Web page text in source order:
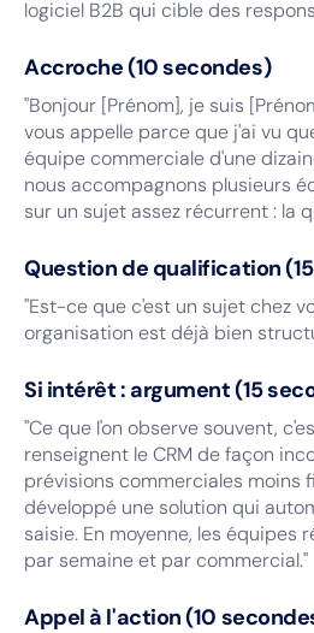
logiciel B2B qui cible des
Accroche (10 secondes)
"Bonjour [Prénom], je suis
vous appelle parce que j'ai vu
équipe commerciale d'une
nous accompagnons plusieurs
sur un sujet assez récurrent : la
Question de qualification
"Est-ce que c'est un sujet chez
organisation est déjà bien
Si intérêt : argument (15
"Ce que l'on observe souvent,
renseignent le CRM de façon
prévisions commerciales moins
développé une solution qui
saisie. En moyenne, les équipes
par semaine et par commercial."
Appel à l'action (10